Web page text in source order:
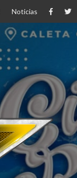
Noticias